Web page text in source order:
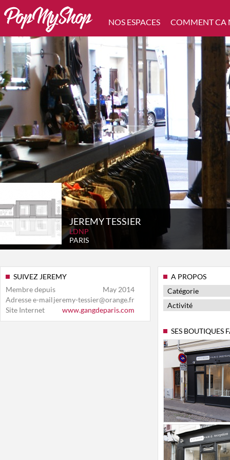
NOS ESPACES COMMENT CA
JEREMY TESSIER
LDNP
PARIS
SUIVEZ JEREMY
Membre depuis
May 2014
Adresse e-mailjeremy-tessier@orange.fr
Site Internet
www.gangdeparis.com
A PROPOS
Catégorie
Activité
SES BOUTIQUES